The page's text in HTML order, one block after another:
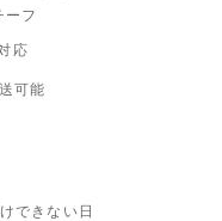
ーフ
応
可能
できない日